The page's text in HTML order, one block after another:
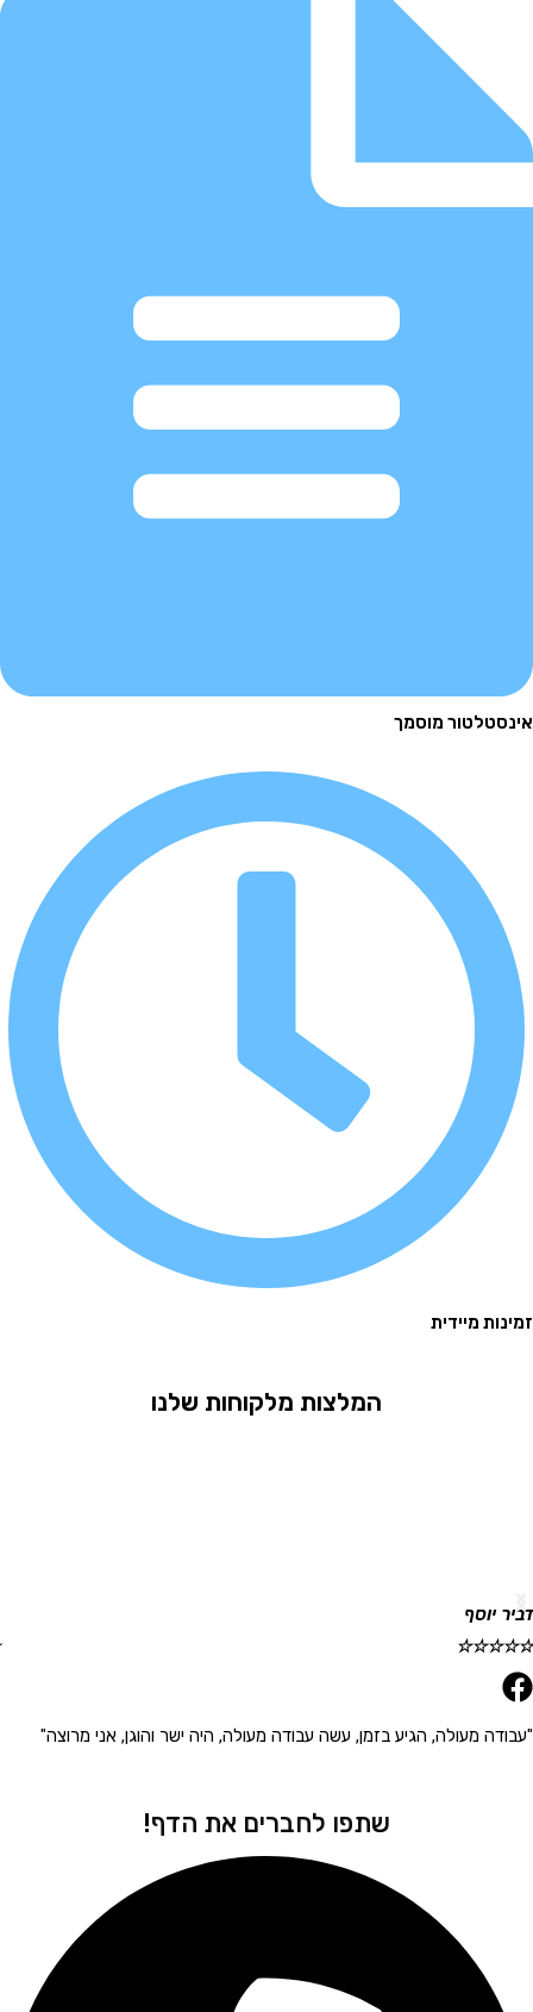
מוסמך
מיידית
המלצות מלקוחות שלנו
☆
☆
מעולה, הגיע בזמן, עשה עבודה מעולה, היה ישר והוגן, אני מרוצה"
שתפו לחברים את הדף!